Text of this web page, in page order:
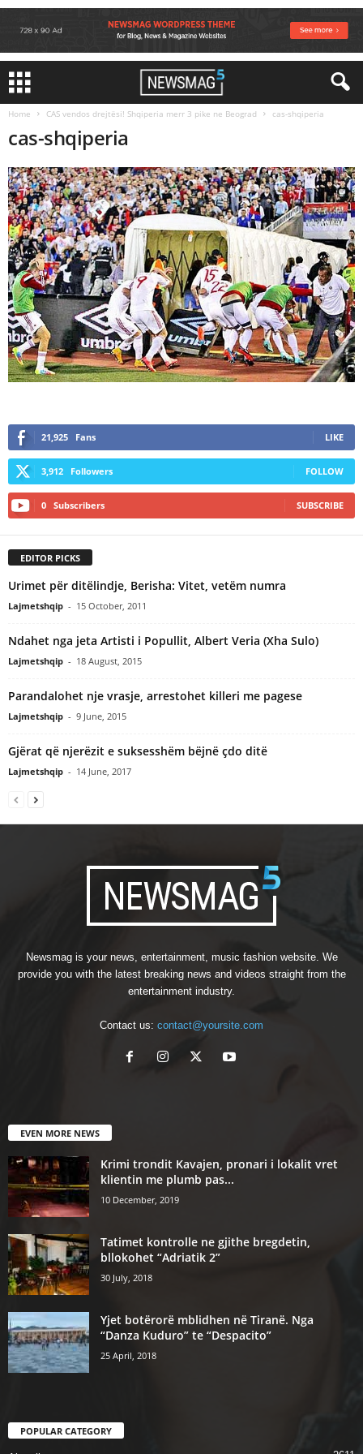
Home CAS vendos drejtësi! Shqiperia merr 3 pike ne Beograd cas-shqiperia
cas-shqiperia
21,925 Fans LIKE
3,912 Followers FOLLOW
0 Subscribers SUBSCRIBE
EDITOR PICKS
Urimet për ditëlindje, Berisha: Vitet, vetëm numra
Lajmetshqip - 15 October, 2011
Ndahet nga jeta Artisti i Popullit, Albert Veria (Xha Sulo)
Lajmetshqip - 18 August, 2015
Parandalohet nje vrasje, arrestohet killeri me pagese
Lajmetshqip - 9 June, 2015
Gjërat që njerëzit e suksesshëm bëjnë çdo ditë
Lajmetshqip - 14 June, 2017
Newsmag is your news, entertainment, music fashion website. We
provide you with the latest breaking news and videos straight from the
entertainment industry.
Contact us: contact@yoursite.com
EVEN MORE NEWS
Krimi trondit Kavajen, pronari i lokalit vret
klientin me plumb pas...
10 December, 2019
Tatimet kontrolle ne gjithe bregdetin,
bllokohet “Adriatik 2”
30 July, 2018
Yjet botërorë mblidhen në Tiranë. Nga
“Danza Kuduro” te “Despacito”
25 April, 2018
POPULAR CATEGORY